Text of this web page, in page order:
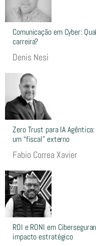
Comunicação em Cyber:
carreira?
Denis Nesi
Zero Trust para IA
um “fiscal” externo
Fabio Correa Xavier
ROI e RONI em
impacto estratégico